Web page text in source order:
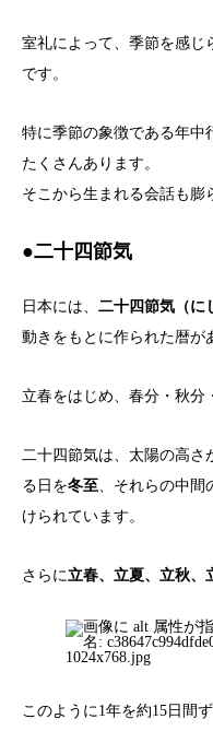
室礼によって、季節を感じ
です。
特に季節の象徴である年中
たくさんあります。
そこから生まれる会話も膨
●二十四節気
日本には、 二十四節気（に
動きをもとに作られた暦が
立春をはじめ、春分・秋分
二十四節気は、太陽の高さ
る日を冬至 、それらの中間
けられています。
さらに立春、立夏、立秋、
このように1年を約15日間